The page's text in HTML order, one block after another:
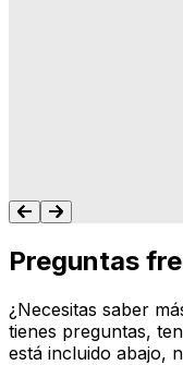
Preguntas
¿Necesitas saber
tienes preguntas,
está incluido abajo,